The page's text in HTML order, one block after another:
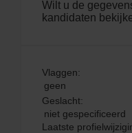
Wilt u de
kandidaten
Vlaggen:
geen
Geslacht:
niet gespecificeerd
Laatste